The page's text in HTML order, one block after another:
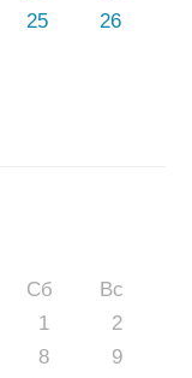
25
26
Сб
Вс
1
2
8
9